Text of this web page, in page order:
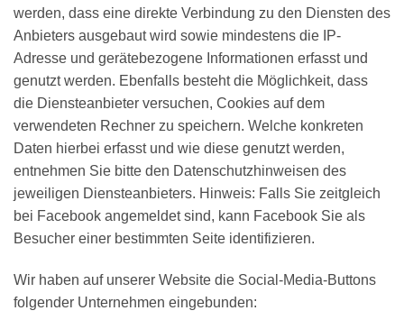
werden, dass eine direkte Verbindung zu den Diensten des
Anbieters ausgebaut wird sowie mindestens die IP-
Adresse und gerätebezogene Informationen erfasst und
genutzt werden. Ebenfalls besteht die Möglichkeit, dass
die Diensteanbieter versuchen, Cookies auf dem
verwendeten Rechner zu speichern. Welche konkreten
Daten hierbei erfasst und wie diese genutzt werden,
entnehmen Sie bitte den Datenschutzhinweisen des
jeweiligen Diensteanbieters. Hinweis: Falls Sie zeitgleich
bei Facebook angemeldet sind, kann Facebook Sie als
Besucher einer bestimmten Seite identifizieren.
Wir haben auf unserer Website die Social-Media-Buttons
folgender Unternehmen eingebunden: